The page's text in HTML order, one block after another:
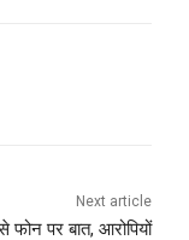
Next article
पर बात, आरोपियों